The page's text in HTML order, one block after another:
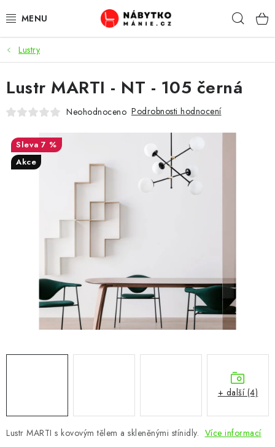
na
OBÝVACÍ POKOJ
KUCHYŇ A JÍDELNA
LOŽNICE
DĚTSKÝ POKOJ
KANCELÁŘ / PRACOVNA
CHOVATELSKÉ POTŘEBY
DOPLŇKY A DEKORACE
VÝPRODEJ
Lustry
Lustr MARTI s kovovým tělem a skleněnými stínidly. Více informací
Lustr MARTI - NT - 105 černá
Neohodnoceno Podrobnosti hodnocení
7 %
Akce
+ další (4)